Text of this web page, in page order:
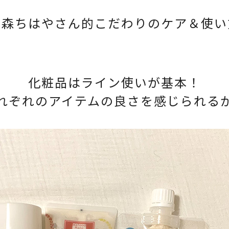
ちはやさん的 こだわりのケア＆使
化粧品はライン使いが基本！
ぞれのアイテムの良さを 感じられる